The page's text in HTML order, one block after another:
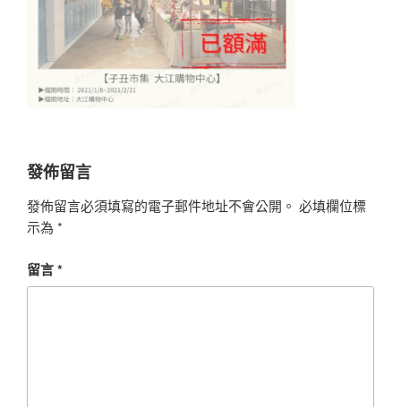
發佈留言
發佈留言必須填寫的電子郵件地址不會公開。 必填欄位標
示為 *
留言*